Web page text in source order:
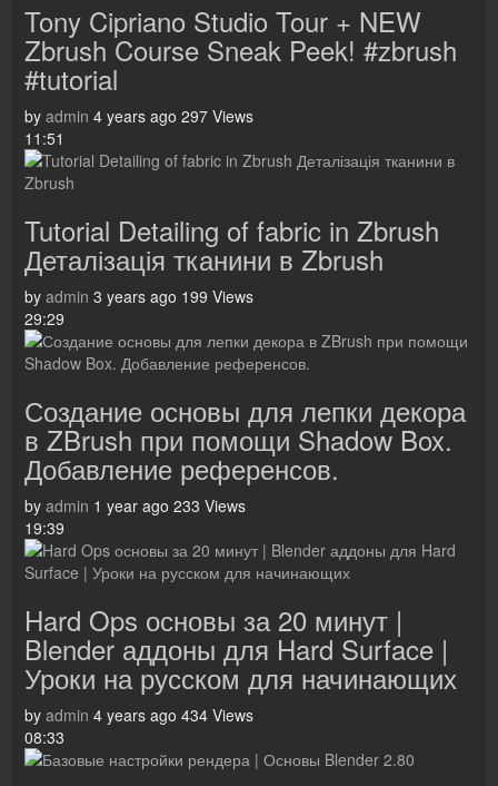
Tony Cipriano Studio Tour + NEW
Zbrush Course Sneak Peek! #zbrush
#tutorial
by admin 4 years ago 297 Views
11:51
Tutorial Detailing of fabric in Zbrush
Деталізація тканини в Zbrush
by admin 3 years ago 199 Views
29:29
Создание основы для лепки декора
в ZBrush при помощи Shadow Box.
Добавление референсов.
by admin 1 year ago 233 Views
19:39
Hard Ops основы за 20 минут |
Blender аддоны для Hard Surface |
Уроки на русском для начинающих
by admin 4 years ago 434 Views
08:33